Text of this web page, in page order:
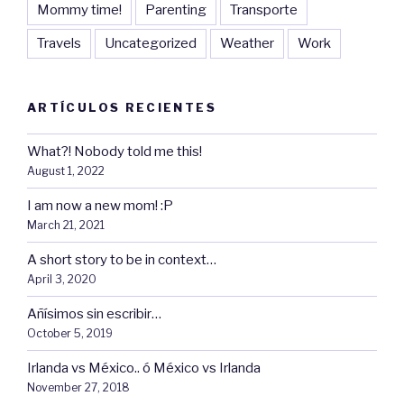
Mommy time! Parenting Transporte
Travels Uncategorized Weather Work
ARTÍCULOS RECIENTES
What?! Nobody told me this!
August 1, 2022
I am now a new mom! :P
March 21, 2021
A short story to be in context…
April 3, 2020
Añísimos sin escribir…
October 5, 2019
Irlanda vs México.. ó México vs Irlanda
November 27, 2018